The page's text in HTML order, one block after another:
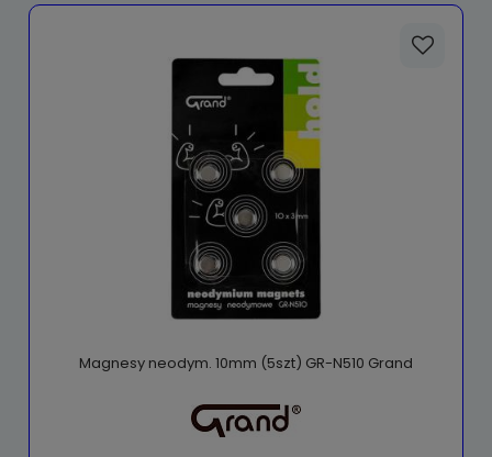
Magnesy neodym. 10mm (5szt) GR-N510 Grand